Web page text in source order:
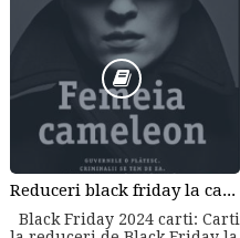
Reduceri black friday la carti online
Black Friday 2024 carti: Carti